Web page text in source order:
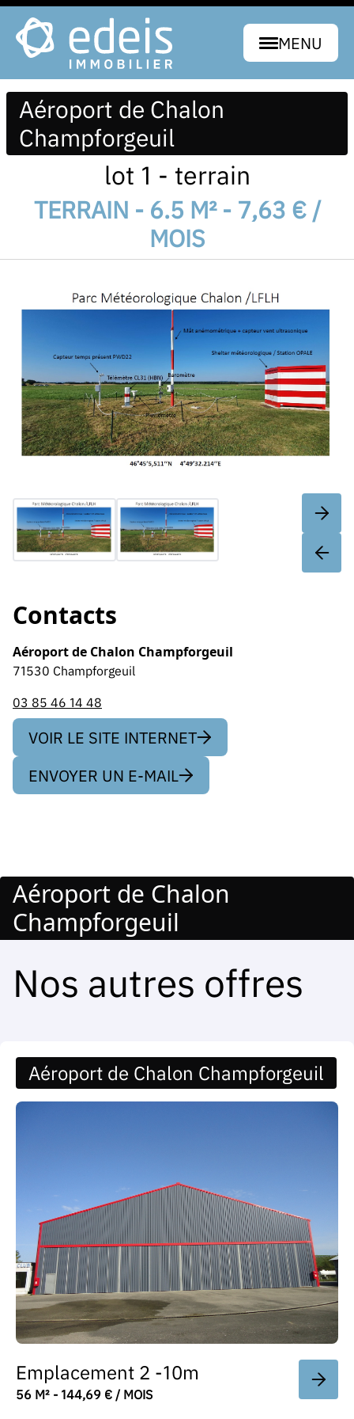
MENU
Aéroport de Chalon
Champforgeuil
lot 1 - terrain
TERRAIN - 6.5 M² - 7,63 € /
MOIS
Contacts
Aéroport de Chalon Champforgeuil
71530 Champforgeuil
03 85 46 14 48
VOIR LE SITE INTERNET
ENVOYER UN E-MAIL
Aéroport de Chalon
Champforgeuil
Nos autres offres
Aéroport de Chalon Champforgeuil
Emplacement 2 -10m
56 M² - 144,69 € / MOIS